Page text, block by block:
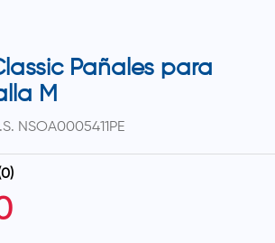
Pañales para
M
NSOA0005411PE
0)